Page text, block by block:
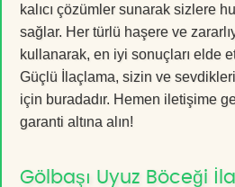
kalıcı çözümler sunarak sizlere
sağlar. Her türlü haşere ve
kullanarak, en iyi sonuçları elde
Güçlü İlaçlama, sizin ve
için buradadır. Hemen iletişime
garanti altına alın!
Gölbaşı Uyuz Böceği